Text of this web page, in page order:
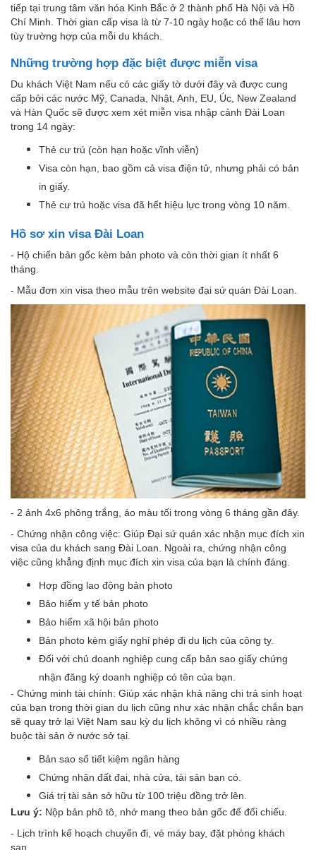
tiếp tại trung tâm văn hóa Kinh Bắc ở 2 thành phố Hà Nội và Hồ
Chí Minh. Thời gian cấp visa là từ 7-10 ngày hoặc có thể lâu hơn
tùy trường hợp của mỗi du khách.
Những trường hợp đặc biệt được miễn visa
Du khách Việt Nam nếu có các giấy tờ dưới đây và được cung
cấp bởi các nước Mỹ, Canada, Nhật, Anh, EU, Úc, New Zealand
và Hàn Quốc sẽ được xem xét miễn visa nhập cảnh Đài Loan
trong 14 ngày:
Thẻ cư trú (còn hạn hoặc vĩnh viễn)
Visa còn hạn, bao gồm cả visa điện tử, nhưng phải có bản
in giấy.
Thẻ cư trú hoặc visa đã hết hiệu lực trong vòng 10 năm.
Hồ sơ xin visa Đài Loan
- Hộ chiến bản gốc kèm bản photo và còn thời gian ít nhất 6
tháng.
- Mẫu đơn xin visa theo mẫu trên website đại sứ quán Đài Loan.
- 2 ảnh 4x6 phông trắng, áo màu tối trong vòng 6 tháng gần đây.
- Chứng nhận công việc: Giúp Đại sứ quán xác nhận mục đích xin
visa của du khách sang Đài Loan. Ngoài ra, chứng nhận công
việc cũng khẳng định mục đích xin visa của bạn là chính đáng.
Hợp đồng lao động bản photo
Bảo hiểm y tế bản photo
Bảo hiểm xã hội bản photo
Bản photo kèm giấy nghỉ phép đi du lịch của công ty.
Đối với chủ doanh nghiệp cung cấp bản sao giấy chứng
nhận đăng ký doanh nghiệp có tên của bạn.
- Chứng minh tài chính: Giúp xác nhận khả năng chi trả sinh hoạt
của bạn trong thời gian du lịch cũng như xác nhận chắc chắn bạn
sẽ quay trở lại Việt Nam sau kỳ du lịch không vì có nhiều ràng
buộc tài sản ở nước sở tại.
Bản sao sổ tiết kiệm ngân hàng
Chứng nhận đất đai, nhà cửa, tài sản bạn có.
Giá trị tài sản sở hữu từ 100 triệu đồng trở lên.
Lưu ý: Nộp bản phô tô, nhớ mang theo bản gốc để đối chiếu.
- Lịch trình kế hoạch chuyến đi, vé máy bay, đặt phòng khách
sạn.